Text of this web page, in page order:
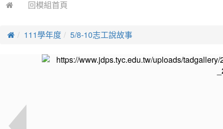
回模組首頁
111學年度 5/8-10志工說故事